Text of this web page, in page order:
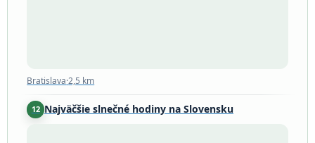
Bratislava·2,5 km
12 Najväčšie slnečné hodiny na Slovensku